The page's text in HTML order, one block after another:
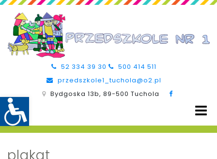
52 334 39 30
500 414 511
przedszkole1_tuchola@o2.pl
Bydgoska 13b, 89-500 Tuchola
plakat